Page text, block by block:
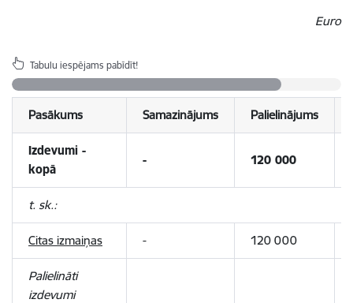
Euro
Tabulu iespējams pabīdīt!
Pasākums Samazinājums Palielinājums
Izdevumi -
kopā
- 120 000
t. sk.:
Citas izmaiņas - 120 000
Palielināti
izdevumi